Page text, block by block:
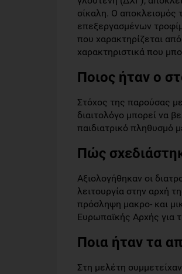
σίκαλη. Ο αποκλεισμός
επεξεργασμένων
που χαρακτηρίζεται
χαρακτηριστικά που
Ποιος ήταν ο
Στόχος της παρούσας
διαιτολόγο μπορεί να
παιδιατρικό πληθυσμό
Πώς
Αξιολογήθηκαν οι
λειτουργία στην αρχή
πρόσληψη μακρο- και
Ευρωπαϊκής Αρχής για
Ποια ήταν τα
Στη μελέτη